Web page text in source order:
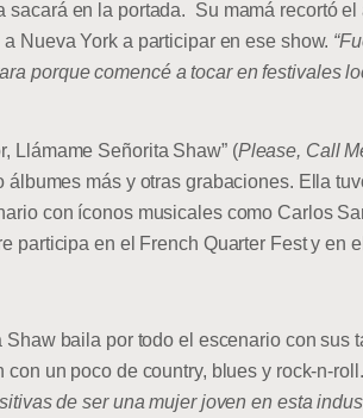
sacará en la portada. Su mamá recortó
Nueva York a participar en ese show.
porque comencé a tocar en festivales
Llámame Señorita Shaw” (Please, Call
más y otras grabaciones. Ella
con íconos musicales como Carlos
participa en el French Quarter Fest y en
baila por todo el escenario con sus
un poco de country, blues y rock-n-roll.
de ser una mujer joven en esta